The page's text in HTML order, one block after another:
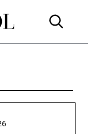
- Βάπτιση